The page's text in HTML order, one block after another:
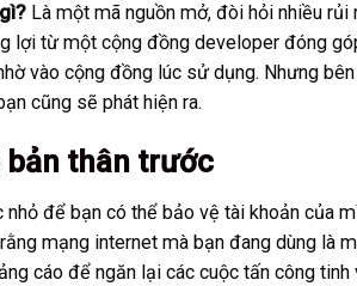
Là một mã nguồn mở, đòi hỏi nhiều
lợi từ một cộng đồng developer đóng
vào cộng đồng lúc sử dụng. Nhưng
cũng sẽ phát hiện ra.
bản thân trước
nhỏ để bạn có thể bảo vệ tài khoản của
mạng internet mà bạn đang dùng là
cáo để ngăn lại các cuộc tấn công tinh